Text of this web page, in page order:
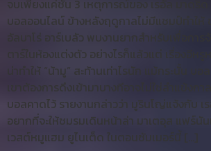
จบเพียงแค่ชั้น 3 เหตุการณ์ของ เรอัล มาดริด
บอลออนไลน์ ข้างหลังฤดูกาลไม่มีแชมป์ทำให้ ช
อัลบาโร่ อาร์เบลัว พบงานยากสำหรับเพื่อการ
ตาร์ในห้องแต่งตัว อย่างไรก็แล้วแต่ เรื่องอีห
น่าทำให้ “น้ามู” สะท้านเท่าไรนัก แม้กระนั้น บ
เขาต้องการดึงเข้ามาบางทีอาจไม่ใช่ลำแข้งก
บอลคาดไว้ รายงานกล่าวว่า มูรินโญ่แจ้งกับ เร
อยากที่จะให้ชมรมเดินหน้าล่า มาเตอุส แฟร์นั
เวสต์หมูแฮม ยูไนเต็ด ในตอนซัมเมอร์นี้ […]